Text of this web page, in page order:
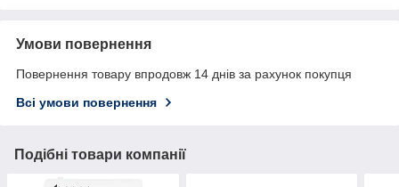
Умови повернення
Повернення товару впродовж 14 днів за рахунок покупця
Всі умови повернення
Подібні товари компанії